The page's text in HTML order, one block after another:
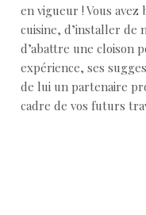
en vigueur ! Vous
cuisine, d’installer de
d’abattre une cloison
expérience, ses
de lui un partenaire
cadre de vos futurs